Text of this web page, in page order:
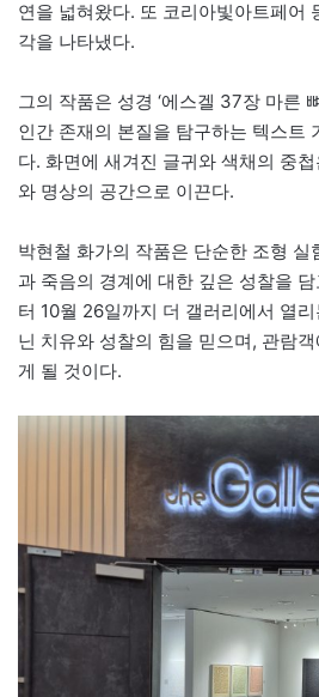
연을 넓혀왔다. 또 코리아빛아트페어
각을 나타냈다.
그의 작품은 성경 ‘에스겔 37장 마른
인간 존재의 본질을 탐구하는 텍스트
다. 화면에 새겨진 글귀와 색채의 중
와 명상의 공간으로 이끈다.
박현철 화가의 작품은 단순한 조형 실
과 죽음의 경계에 대한 깊은 성찰을
터 10월 26일까지 더 갤러리에서 열
닌 치유와 성찰의 힘을 믿으며, 관람
게 될 것이다.